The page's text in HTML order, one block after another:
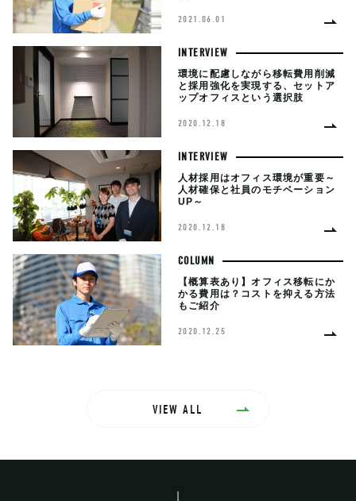
2021.06.01
INTERVIEW
環境に配慮しながら移転費用削減
と採用強化を実現する、セットア
ップオフィスという選択肢
2020.12.18
INTERVIEW
人材採用はオフィス環境が重要～
人材確保と社員のモチベーション
UP～
2020.12.18
COLUMN
【概算表あり】オフィス移転にか
かる費用は？コストを抑える方法
もご紹介
2020.12.25
VIEW ALL